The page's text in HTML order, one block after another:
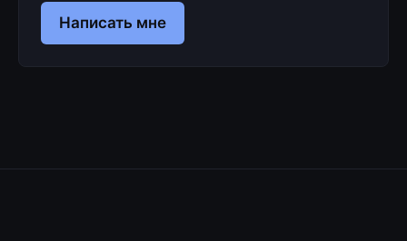
Написать мне